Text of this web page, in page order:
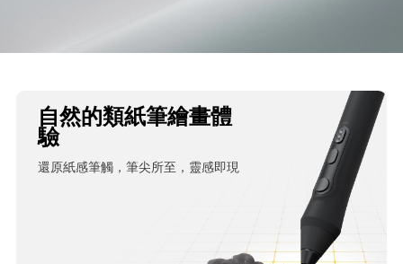
自然的類紙筆繪畫體
驗
還原紙感筆觸，筆尖所至，靈感即現